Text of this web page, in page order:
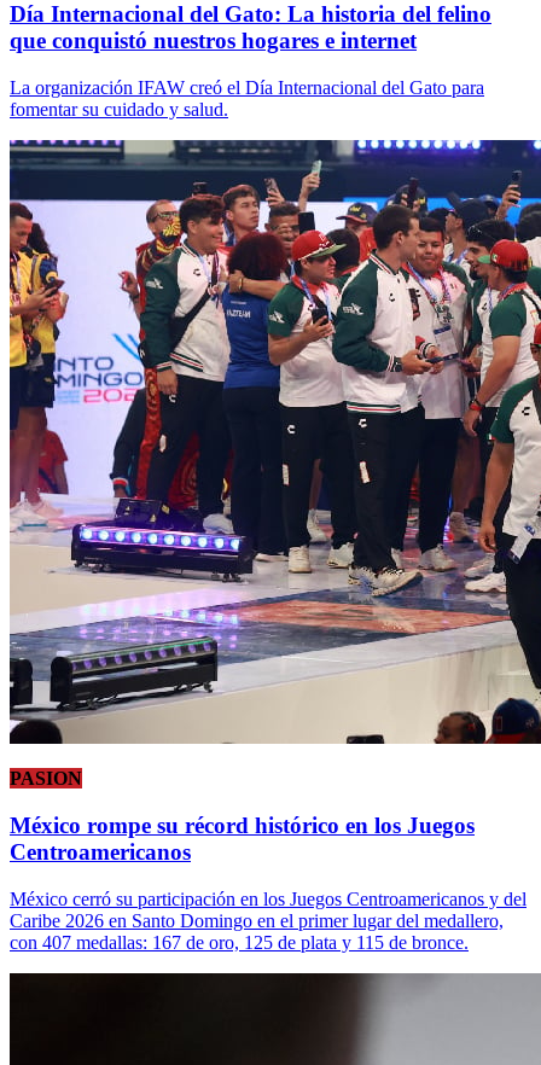
Día Internacional del Gato: La historia del felino
que conquistó nuestros hogares e internet
La organización IFAW creó el Día Internacional del Gato para
fomentar su cuidado y salud.
PASION
México rompe su récord histórico en los Juegos
Centroamericanos
México cerró su participación en los Juegos Centroamericanos y del
Caribe 2026 en Santo Domingo en el primer lugar del medallero,
con 407 medallas: 167 de oro, 125 de plata y 115 de bronce.